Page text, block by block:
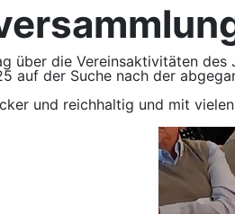
über die Vereinsaktivitäten
auf der Suche nach der
und reichhaltig und mit